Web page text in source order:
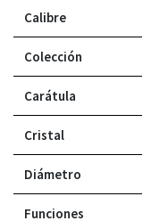
Calibre
Colección
Carátula
Cristal
Diámetro
Funciones